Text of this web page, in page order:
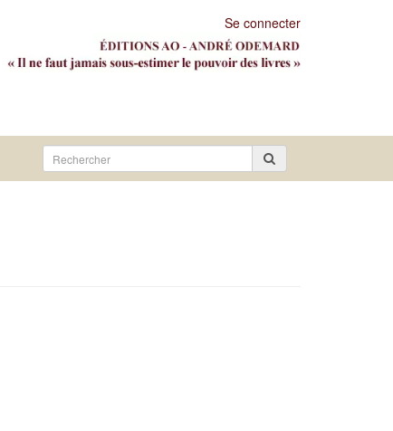
Se connecter
Rechercher
sur